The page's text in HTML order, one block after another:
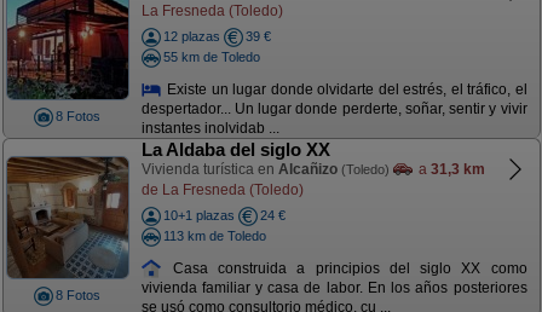
8 Fotos
La Fresneda (Toledo)
12 plazas
39 €
55 km de Toledo
Existe un lugar donde olvidarte del estrés, el tráfico, el
despertador... Un lugar donde perderte, soñar, sentir y vivir
instantes inolvidab ...
8 Fotos
La Aldaba del siglo XX
Vivienda turística en Alcañizo (Toledo) a 31,3 km
de La Fresneda (Toledo)
10+1 plazas
24 €
113 km de Toledo
Casa construida a principios del siglo XX como
vivienda familiar y casa de labor. En los años posteriores
se usó como consultorio médico, cu ...